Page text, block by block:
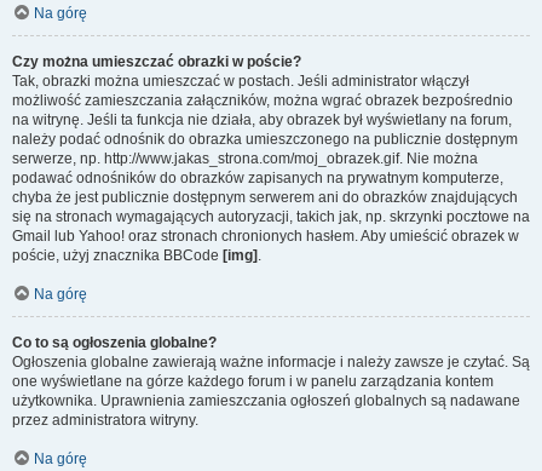
Na górę
Czy można umieszczać obrazki w poście?
Tak, obrazki można umieszczać w postach. Jeśli administrator włączył
możliwość zamieszczania załączników, można wgrać obrazek bezpośrednio
na witrynę. Jeśli ta funkcja nie działa, aby obrazek był wyświetlany na forum,
należy podać odnośnik do obrazka umieszczonego na publicznie dostępnym
serwerze, np. http://www.jakas_strona.com/moj_obrazek.gif. Nie można
podawać odnośników do obrazków zapisanych na prywatnym komputerze,
chyba że jest publicznie dostępnym serwerem ani do obrazków znajdujących
się na stronach wymagających autoryzacji, takich jak, np. skrzynki pocztowe na
Gmail lub Yahoo! oraz stronach chronionych hasłem. Aby umieścić obrazek w
poście, użyj znacznika BBCode [img] .
Na górę
Co to są ogłoszenia globalne?
Ogłoszenia globalne zawierają ważne informacje i należy zawsze je czytać. Są
one wyświetlane na górze każdego forum i w panelu zarządzania kontem
użytkownika. Uprawnienia zamieszczania ogłoszeń globalnych są nadawane
przez administratora witryny.
Na górę